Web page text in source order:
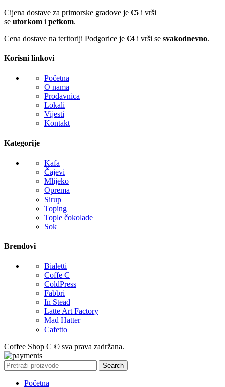
Cijena dostave za primorske gradove je €5 i vrši
se utorkom i petkom.
Cena dostave na teritoriji Podgorice je €4 i vrši se svakodnevno.
Korisni linkovi
Početna
O nama
Prodavnica
Lokali
Vijesti
Kontakt
Kategorije
Kafa
Čajevi
Mlijeko
Oprema
Sirup
Toping
Tople čokolade
Sok
Brendovi
Bialetti
Coffe C
ColdPress
Fabbri
In Stead
Latte Art Factory
Mad Hatter
Cafetto
Coffee Shop C © sva prava zadržana.
Search
Početna